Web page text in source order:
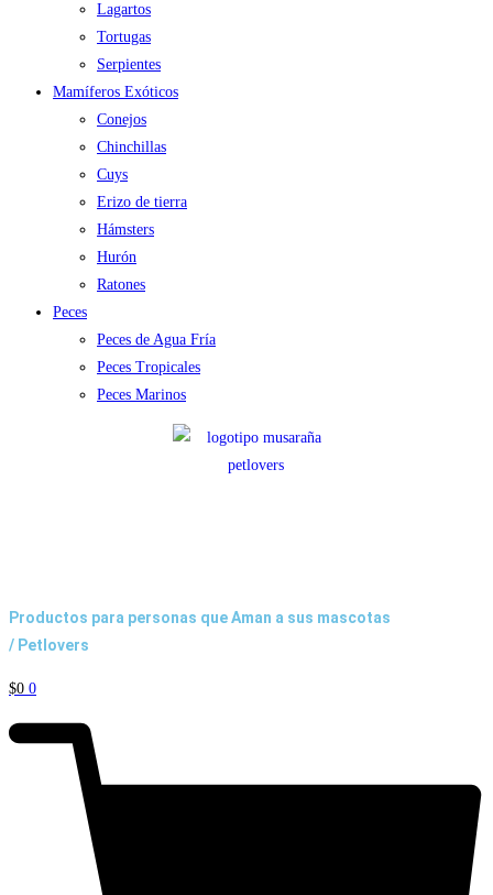
Lagartos
Tortugas
Serpientes
Mamíferos Exóticos
Conejos
Chinchillas
Cuys
Erizo de tierra
Hámsters
Hurón
Ratones
Peces
Peces de Agua Fría
Peces Tropicales
Peces Marinos
Productos para personas que Aman a sus mascotas
/ Petlovers
$0 0